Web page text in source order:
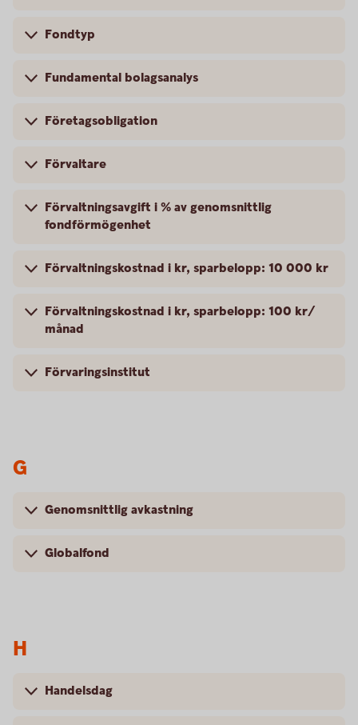
Fondtyp
Fundamental bolagsanalys
Företagsobligation
Förvaltare
Förvaltningsavgift i % av genomsnittlig
fondförmögenhet
Förvaltningskostnad i kr, sparbelopp: 10 000 kr
Förvaltningskostnad i kr, sparbelopp: 100 kr/
månad
Förvaringsinstitut
G
Genomsnittlig avkastning
Globalfond
H
Handelsdag